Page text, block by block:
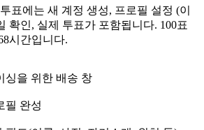
표에는 새 계정 생성, 프로필 설정 (이
확인, 실제 투표가 포함됩니다. 100표
시간입니다.
싱을 위한 배송 창
필 완성